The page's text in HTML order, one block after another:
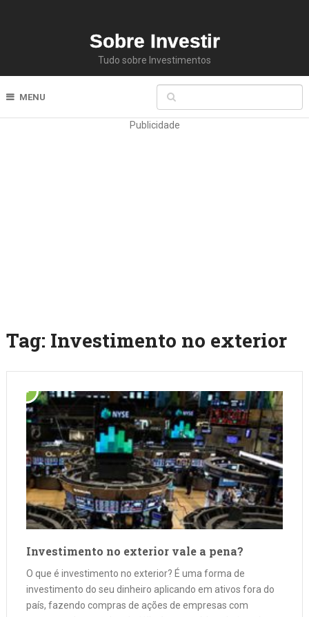
Sobre Investir
Tudo sobre Investimentos
MENU
Publicidade
Tag: Investimento no exterior
Investimento no exterior vale a pena?
O que é investimento no exterior? É uma forma de
investimento do seu dinheiro aplicando em ativos fora do
país, fazendo compras de ações de empresas com